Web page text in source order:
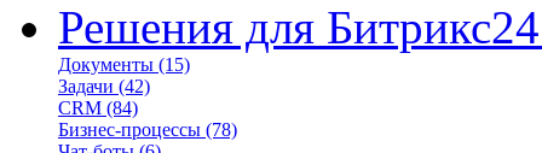
Решения для Битрикс24
Документы (15)
Задачи (42)
CRM (84)
Бизнес-процессы (78)